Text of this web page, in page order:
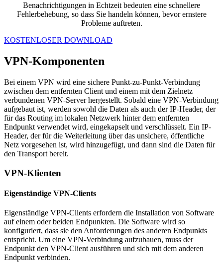
Benachrichtigungen in Echtzeit bedeuten eine schnellere
Fehlerbehebung, so dass Sie handeln können, bevor ernstere
Probleme auftreten.
KOSTENLOSER DOWNLOAD
VPN-Komponenten
Bei einem VPN wird eine sichere Punkt-zu-Punkt-Verbindung
zwischen dem entfernten Client und einem mit dem Zielnetz
verbundenen VPN-Server hergestellt. Sobald eine VPN-Verbindung
aufgebaut ist, werden sowohl die Daten als auch der IP-Header, der
für das Routing im lokalen Netzwerk hinter dem entfernten
Endpunkt verwendet wird, eingekapselt und verschlüsselt. Ein IP-
Header, der für die Weiterleitung über das unsichere, öffentliche
Netz vorgesehen ist, wird hinzugefügt, und dann sind die Daten für
den Transport bereit.
VPN-Klienten
Eigenständige VPN-Clients
Eigenständige VPN-Clients erfordern die Installation von Software
auf einem oder beiden Endpunkten. Die Software wird so
konfiguriert, dass sie den Anforderungen des anderen Endpunkts
entspricht. Um eine VPN-Verbindung aufzubauen, muss der
Endpunkt den VPN-Client ausführen und sich mit dem anderen
Endpunkt verbinden.